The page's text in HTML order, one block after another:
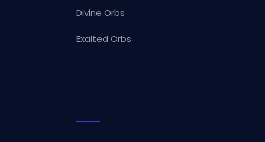
Divine Orbs
Exalted Orbs